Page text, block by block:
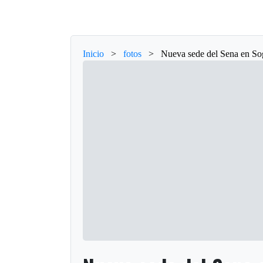
Inicio > fotos > Nueva sede del Sena en